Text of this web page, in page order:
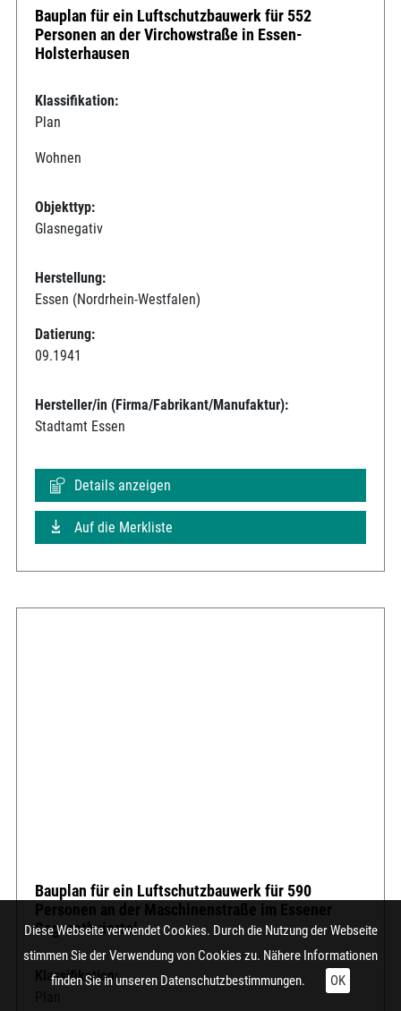
Bauplan für ein Luftschutzbauwerk für 552
Personen an der Virchowstraße in Essen-
Holsterhausen
Klassifikation:
Plan
Wohnen
Objekttyp:
Glasnegativ
Herstellung:
Essen (Nordrhein-Westfalen)
Datierung:
09.1941
Hersteller/in (Firma/Fabrikant/Manufaktur):
Stadtamt Essen
Details anzeigen
Auf die Merkliste
Bauplan für ein Luftschutzbauwerk für 590
Personen an der Maschinenstraße im Essener
Segerothviertel
Klassifikation:
Diese Webseite verwendet Cookies. Durch die Nutzung der Webseite
stimmen Sie der Verwendung von Cookies zu. Nähere Informationen
finden Sie in unseren Datenschutzbestimmungen. OK